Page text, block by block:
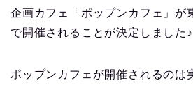
企画カフェ「ポップンカフェ」が
で開催されることが決定しました♪
ポップンカフェが開催されるのは